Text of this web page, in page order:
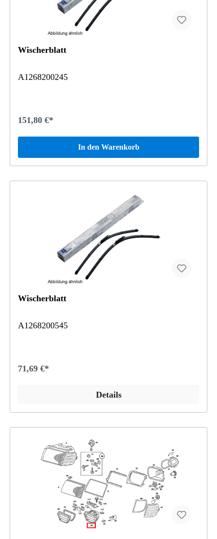
Wischerblatt
A1268200245
151,80 €*
In den Warenkorb
Wischerblatt
A1268200545
71,69 €*
Details